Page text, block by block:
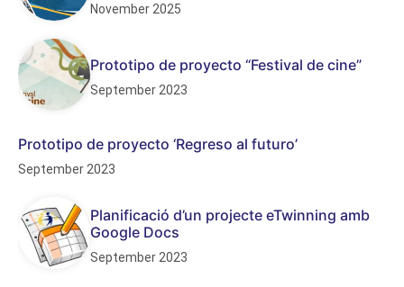
November 2025
Prototipo de proyecto “Festival de cine”
September 2023
Prototipo de proyecto ‘Regreso al futuro’
September 2023
Planificació d’un projecte eTwinning amb
Google Docs
September 2023